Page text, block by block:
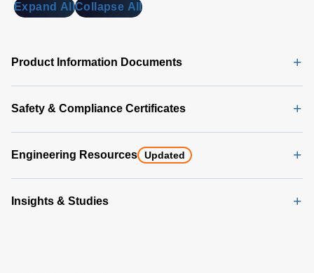
Expand AllCollapse All
Product Information Documents
Safety & Compliance Certificates
Engineering Resources Updated
Insights & Studies